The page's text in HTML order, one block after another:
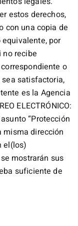
estos derechos,
con una copia de
por
no recibe
o
satisfactoria,
es la Agencia
ELECTRÓNICO:
“Protección
misma dirección
el(los)
mostrarán sus
suficiente de